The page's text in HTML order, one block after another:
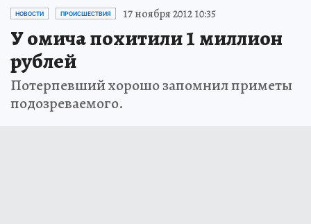
НОВОСТИ ПРОИСШЕСТВИЯ 17 ноября 2012 10:35
У омича похитили 1 миллион
рублей
Потерпевший хорошо запомнил приметы
подозреваемого.